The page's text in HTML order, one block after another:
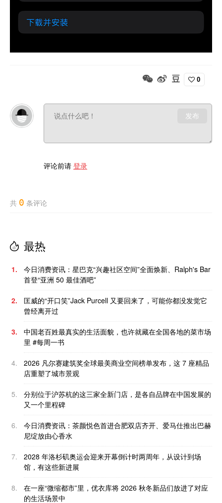
0
发布
评论前请 登录
共 0 条评论
最热
1.
今日消费资讯：星巴克“兴趣社区空间”全面焕新、Ralph's Bar
首登“亚洲 50 最佳酒吧”
2.
匡威的“开口笑”Jack Purcell 又要回来了，可能你都没发觉它
曾经离开过
3.
中国老百姓最真实的生活面貌，也许就藏在全国各地的菜市场
里 #每周一书
4.
2026 凡尔赛建筑奖全球最美商业空间榜单发布，这 7 座精品
店重塑了城市景观
5.
分别位于沪苏杭的这三家全新门店，是各自品牌在中国发展的
又一个里程碑
6.
今日消费资讯：茶颜悦色首进合肥双店齐开、爱马仕推出巴赫
尼绽放由心香水
7.
2028 年洛杉矶奥运会迎来开幕倒计时两周年，从设计到场
馆，有这些新进展
8.
在一座“微缩都市”里，优衣库将 2026 秋冬新品们放进了对应
的生活场景中